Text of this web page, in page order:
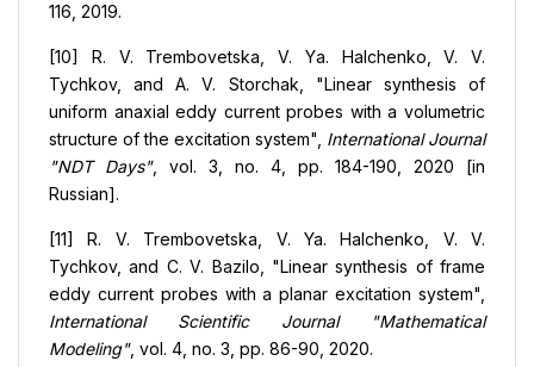
116, 2019.
[10] R. V. Trembovetska, V. Yа. Halchenko, V. V.
Tychkov, and A. V. Storchak, "Linear synthesis of
uniform anaxial eddy current probes with a volumetric
structure of the excitation system", International Journal
"NDT Days", vol. 3, no. 4, pp. 184-190, 2020 [in
Russian].
[11] R. V. Trembovetska, V. Ya. Halchenko, V. V.
Tychkov, and C. V. Bazilo, "Linear synthesis of frame
eddy current probes with a planar excitation system",
International Scientific Journal "Mathematical
Modeling", vol. 4, no. 3, pp. 86-90, 2020.